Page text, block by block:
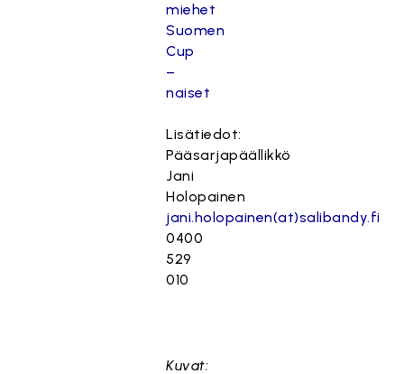
miehet
Suomen
Cup
–
naiset
Lisätiedot:
Pääsarjapäällikkö
Jani
Holopainen
jani.holopainen(at)salibandy.fi
0400
529
010
Kuvat: